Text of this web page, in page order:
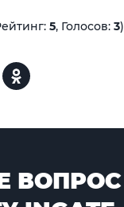
5, Голосов: 3)
ВОПРОС